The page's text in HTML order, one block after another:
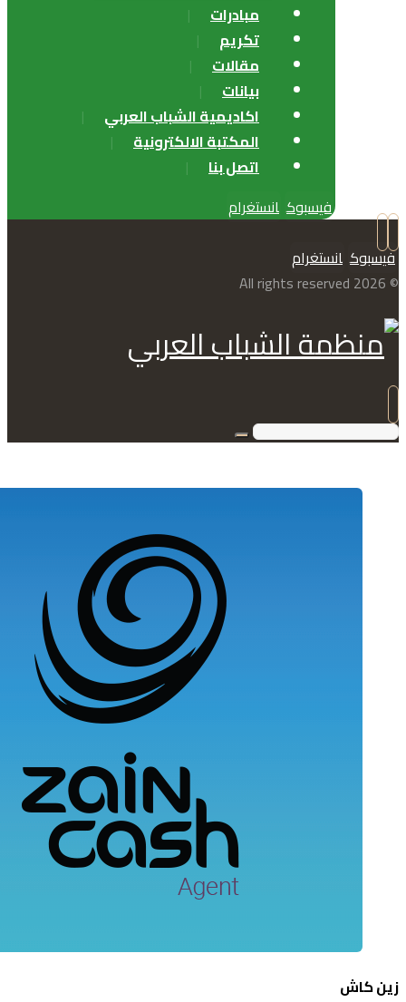
مبادرات
تكريم
مقالات
بيانات
اكاديمية الشباب العربي
المكتبة الالكترونية
اتصل بنا
فيسبوك انستغرام
فيسبوك انستغرام
© 2026 All rights reserved
زين كاش